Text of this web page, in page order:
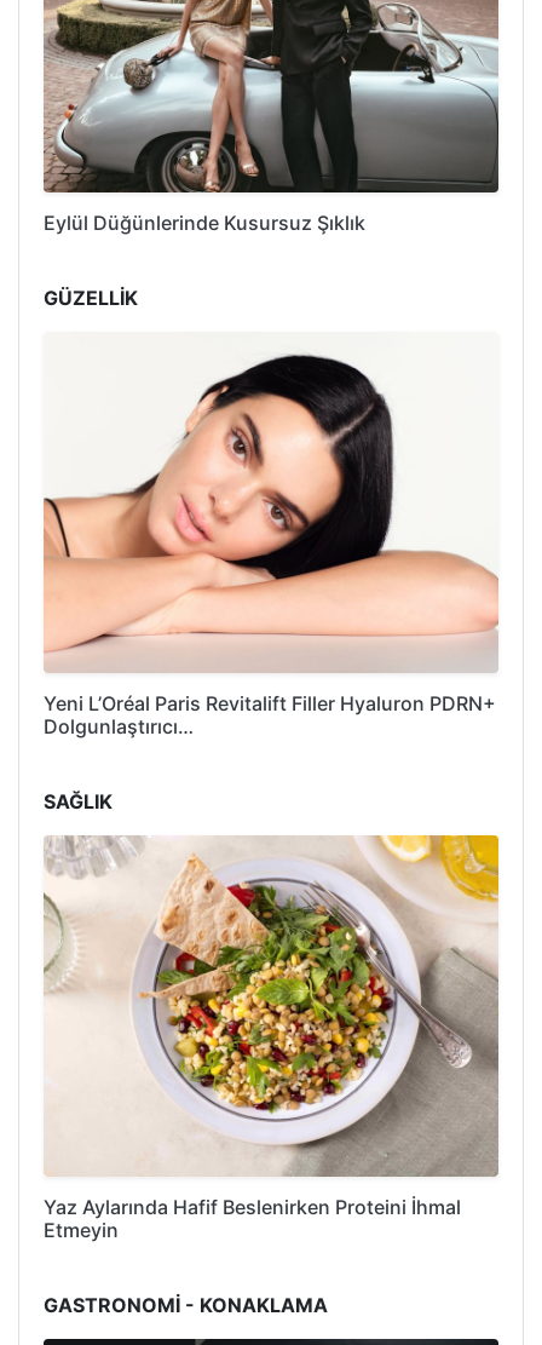
Eylül Düğünlerinde Kusursuz Şıklık
GÜZELLİK
Yeni L’Oréal Paris Revitalift Filler Hyaluron PDRN+
Dolgunlaştırıcı…
SAĞLIK
Yaz Aylarında Hafif Beslenirken Proteini İhmal
Etmeyin
GASTRONOMİ - KONAKLAMA